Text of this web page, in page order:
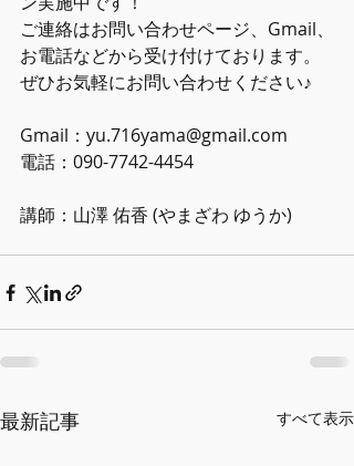
ご連絡はお問い合わせページ、Gmail、
お電話などから受け付けております。
ぜひお気軽にお問い合わせください♪
Gmail：yu.716yama@gmail.com
電話：090-7742-4454
講師：山澤 佑香 (やまざわ ゆうか)
最新記事 すべて表示